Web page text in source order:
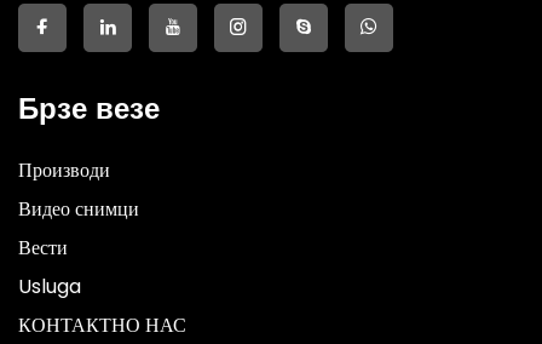
Брзе везе
Производи
Видео снимци
Вести
Usluga
КОНТАКТНО НАС